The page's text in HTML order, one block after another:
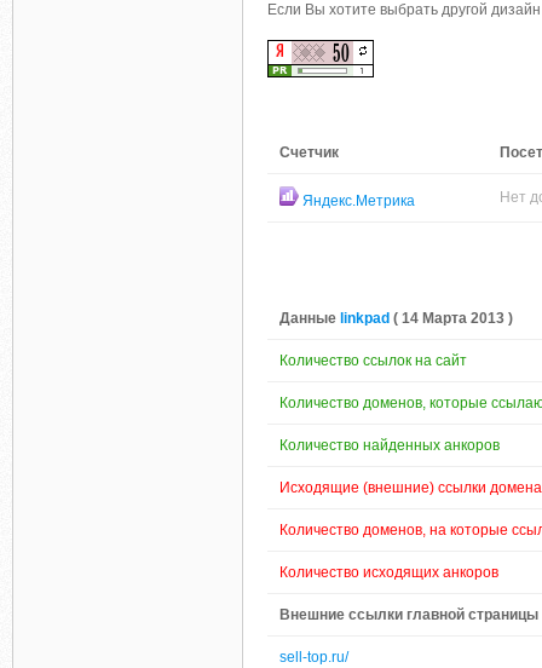
Если Вы хотите выбрать другой
Счетчик
Яндекс.Метрика Нет
Данные linkpad ( 14 Марта 2013 )
Количество ссылок на сайт
Количество доменов, которые
Количество найденных анкоров
Исходящие (внешние) ссылки домена
Количество доменов, на которые
Количество исходящих анкоров
Внешние ссылки главной страницы
sell-top.ru/